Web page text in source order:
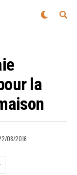
la
08/2016